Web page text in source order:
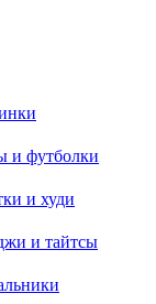
и футболки
и худи
и тайтсы